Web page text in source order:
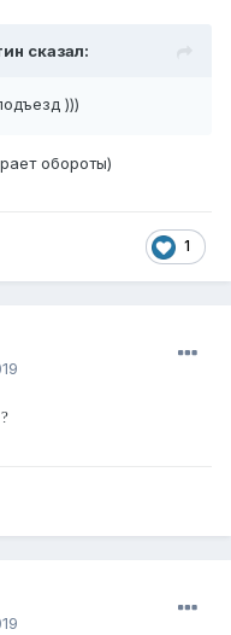
сказал:
)))
обороты)
1
?